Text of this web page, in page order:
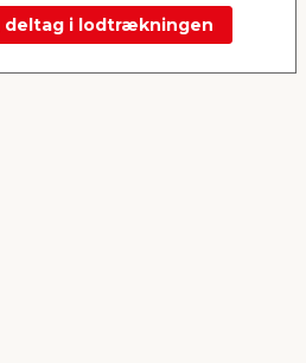
Næste
deltag i lodtrækningen